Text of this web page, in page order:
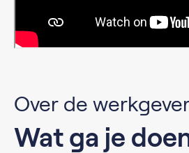
Over de
Wat ga je